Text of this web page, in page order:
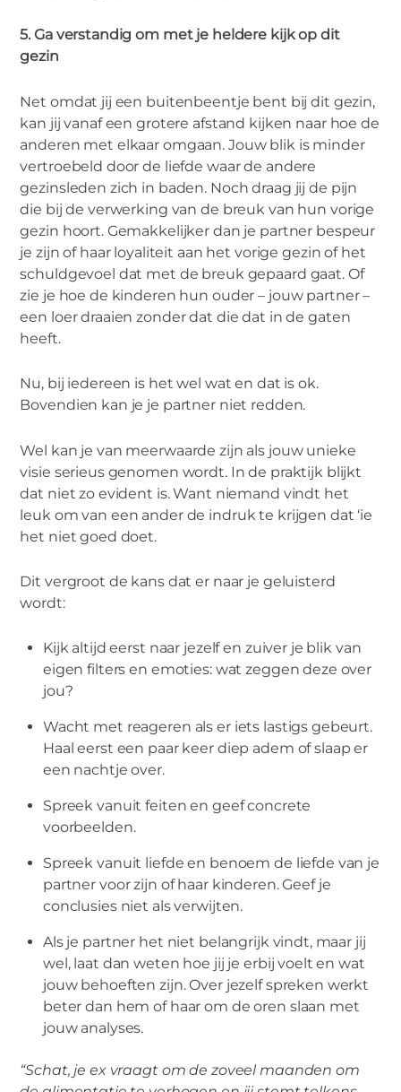
5. Ga verstandig om met je heldere kijk op dit
gezin
Net omdat jij een buitenbeentje bent bij dit gezin,
kan jij vanaf een grotere afstand kijken naar hoe de
anderen met elkaar omgaan. Jouw blik is minder
vertroebeld door de liefde waar de andere
gezinsleden zich in baden. Noch draag jij de pijn
die bij de verwerking van de breuk van hun vorige
gezin hoort. Gemakkelijker dan je partner bespeur
je zijn of haar loyaliteit aan het vorige gezin of het
schuldgevoel dat met de breuk gepaard gaat. Of
zie je hoe de kinderen hun ouder – jouw partner –
een loer draaien zonder dat die dat in de gaten
heeft.
Nu, bij iedereen is het wel wat en dat is ok.
Bovendien kan je je partner niet redden.
Wel kan je van meerwaarde zijn als jouw unieke
visie serieus genomen wordt. In de praktijk blijkt
dat niet zo evident is. Want niemand vindt het
leuk om van een ander de indruk te krijgen dat ‘ie
het niet goed doet.
Dit vergroot de kans dat er naar je geluisterd
wordt:
Kijk altijd eerst naar jezelf en zuiver je blik van
eigen filters en emoties: wat zeggen deze over
jou?
Wacht met reageren als er iets lastigs gebeurt.
Haal eerst een paar keer diep adem of slaap er
een nachtje over.
Spreek vanuit feiten en geef concrete
voorbeelden.
Spreek vanuit liefde en benoem de liefde van je
partner voor zijn of haar kinderen. Geef je
conclusies niet als verwijten.
Als je partner het niet belangrijk vindt, maar jij
wel, laat dan weten hoe jij je erbij voelt en wat
jouw behoeften zijn. Over jezelf spreken werkt
beter dan hem of haar om de oren slaan met
jouw analyses.
“Schat, je ex vraagt om de zoveel maanden om